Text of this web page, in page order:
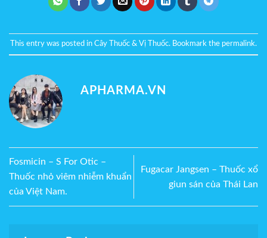
This entry was posted in Cây Thuốc & Vị Thuốc. Bookmark the permalink.
APHARMA.VN
Fosmicin – S For Otic –
Thuốc nhỏ viêm nhiễm khuẩn
của Việt Nam.
Fugacar Jangsen – Thuốc xổ
giun sán của Thái Lan